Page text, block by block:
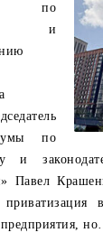
по
и
по
и
Павел